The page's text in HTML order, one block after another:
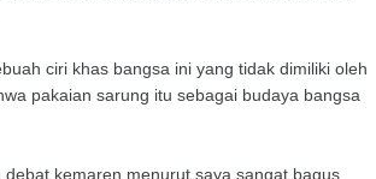
ciri khas bangsa ini yang tidak dimiliki oleh
pakaian sarung itu sebagai budaya bangsa
kemaren menurut saya sangat bagus